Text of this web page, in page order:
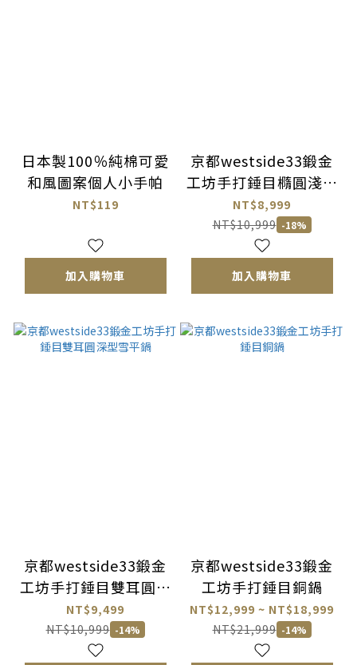
日本製100％純棉可愛
和風圖案個人小手帕
NT$119
加入購物車
京都westside33鍛金
工坊手打錘目橢圓淺型
鋁鍋
NT$8,999
NT$10,999 -18%
加入購物車
京都westside33鍛金
工坊手打錘目雙耳圓深
型雪平鍋
NT$9,499
NT$10,999 -14%
京都westside33鍛金
工坊手打錘目銅鍋
NT$12,999 ~ NT$18,999
NT$21,999 -14%